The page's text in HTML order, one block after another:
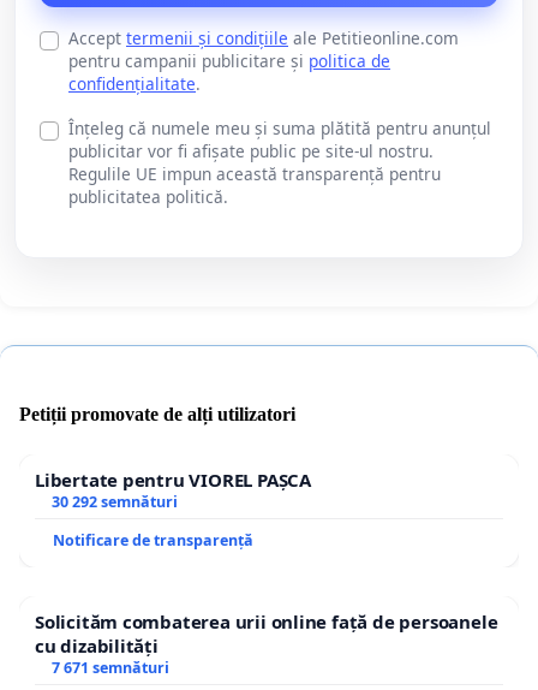
Accept termenii și condițiile ale Petitieonline.com
pentru campanii publicitare și politica de
confidențialitate.
Înțeleg că numele meu și suma plătită pentru anunțul
publicitar vor fi afișate public pe site-ul nostru.
Regulile UE impun această transparență pentru
publicitatea politică.
Petiții promovate de alți utilizatori
Libertate pentru VIOREL PAȘCA
30 292 semnături
Notificare de transparență
Solicităm combaterea urii online față de persoanele
cu dizabilități
7 671 semnături